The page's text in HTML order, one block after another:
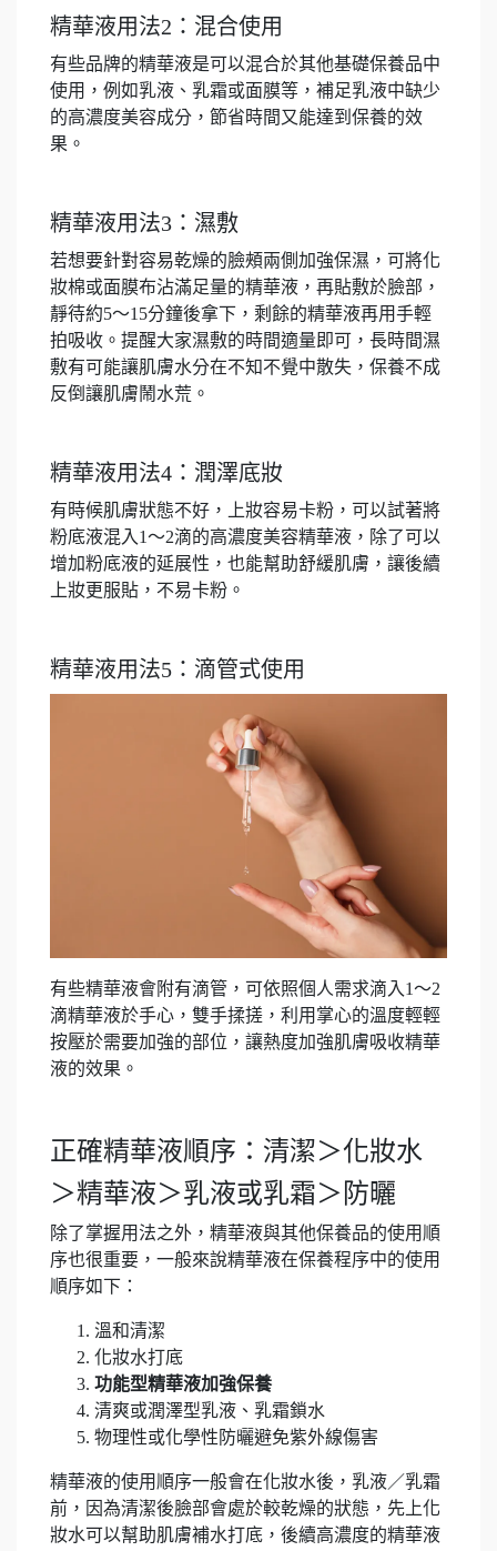
精華液用法2：混合使用
有些品牌的精華液是可以混合於其他基礎保養品中
使用，例如乳液、乳霜或面膜等，補足乳液中缺少
的高濃度美容成分，節省時間又能達到保養的效
果。
精華液用法3：濕敷
若想要針對容易乾燥的臉頰兩側加強保濕，可將化
妝棉或面膜布沾滿足量的精華液，再貼敷於臉部，
靜待約5～15分鐘後拿下，剩餘的精華液再用手輕
拍吸收。提醒大家濕敷的時間適量即可，長時間濕
敷有可能讓肌膚水分在不知不覺中散失，保養不成
反倒讓肌膚鬧水荒。
精華液用法4：潤澤底妝
有時候肌膚狀態不好，上妝容易卡粉，可以試著將
粉底液混入1～2滴的高濃度美容精華液，除了可以
增加粉底液的延展性，也能幫助舒緩肌膚，讓後續
上妝更服貼，不易卡粉。
精華液用法5：滴管式使用
有些精華液會附有滴管，可依照個人需求滴入1～2
滴精華液於手心，雙手揉搓，利用掌心的溫度輕輕
按壓於需要加強的部位，讓熱度加強肌膚吸收精華
液的效果。
正確精華液順序：清潔＞化妝水
＞精華液＞乳液或乳霜＞防曬
除了掌握用法之外，精華液與其他保養品的使用順
序也很重要，一般來說精華液在保養程序中的使用
順序如下：
溫和清潔
化妝水打底
功能型精華液加強保養
清爽或潤澤型乳液、乳霜鎖水
物理性或化學性防曬避免紫外線傷害
精華液的使用順序一般會在化妝水後，乳液／乳霜
前，因為清潔後臉部會處於較乾燥的狀態，先上化
妝水可以幫助肌膚補水打底，後續高濃度的精華液